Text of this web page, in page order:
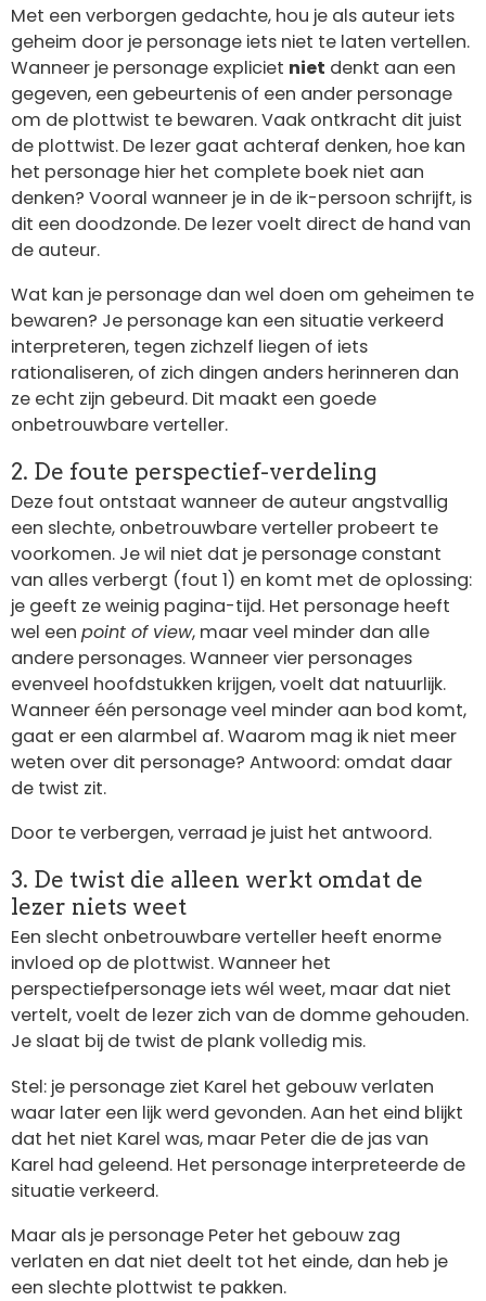
Met een verborgen gedachte, hou je als auteur iets
geheim door je personage iets niet te laten vertellen.
Wanneer je personage expliciet niet denkt aan een
gegeven, een gebeurtenis of een ander personage
om de plottwist te bewaren. Vaak ontkracht dit juist
de plottwist. De lezer gaat achteraf denken, hoe kan
het personage hier het complete boek niet aan
denken? Vooral wanneer je in de ik-persoon schrijft, is
dit een doodzonde. De lezer voelt direct de hand van
de auteur.
Wat kan je personage dan wel doen om geheimen te
bewaren? Je personage kan een situatie verkeerd
interpreteren, tegen zichzelf liegen of iets
rationaliseren, of zich dingen anders herinneren dan
ze echt zijn gebeurd. Dit maakt een goede
onbetrouwbare verteller.
2. De foute perspectief-verdeling
Deze fout ontstaat wanneer de auteur angstvallig
een slechte, onbetrouwbare verteller probeert te
voorkomen. Je wil niet dat je personage constant
van alles verbergt (fout 1) en komt met de oplossing:
je geeft ze weinig pagina-tijd. Het personage heeft
wel een point of view, maar veel minder dan alle
andere personages. Wanneer vier personages
evenveel hoofdstukken krijgen, voelt dat natuurlijk.
Wanneer één personage veel minder aan bod komt,
gaat er een alarmbel af. Waarom mag ik niet meer
weten over dit personage? Antwoord: omdat daar
de twist zit.
Door te verbergen, verraad je juist het antwoord.
3. De twist die alleen werkt omdat de
lezer niets weet
Een slecht onbetrouwbare verteller heeft enorme
invloed op de plottwist. Wanneer het
perspectiefpersonage iets wél weet, maar dat niet
vertelt, voelt de lezer zich van de domme gehouden.
Je slaat bij de twist de plank volledig mis.
Stel: je personage ziet Karel het gebouw verlaten
waar later een lijk werd gevonden. Aan het eind blijkt
dat het niet Karel was, maar Peter die de jas van
Karel had geleend. Het personage interpreteerde de
situatie verkeerd.
Maar als je personage Peter het gebouw zag
verlaten en dat niet deelt tot het einde, dan heb je
een slechte plottwist te pakken.